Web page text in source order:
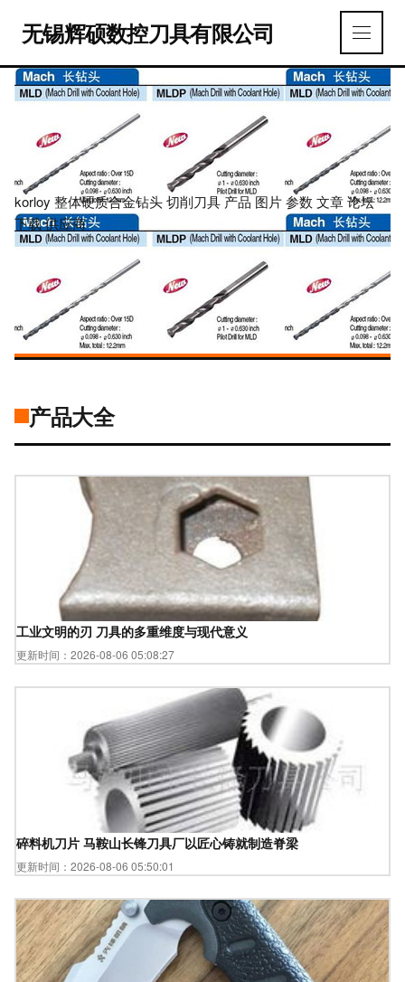
无锡辉硕数控刀具有限公司
korloy 整体硬质合金钻头 切削刀具 产品 图片 参数 文章 论坛
下载 供应商
产品大全
工业文明的刃 刀具的多重维度与现代意义
更新时间：2026-08-06 05:08:27
碎料机刀片 马鞍山长锋刀具厂以匠心铸就制造脊梁
更新时间：2026-08-06 05:50:01